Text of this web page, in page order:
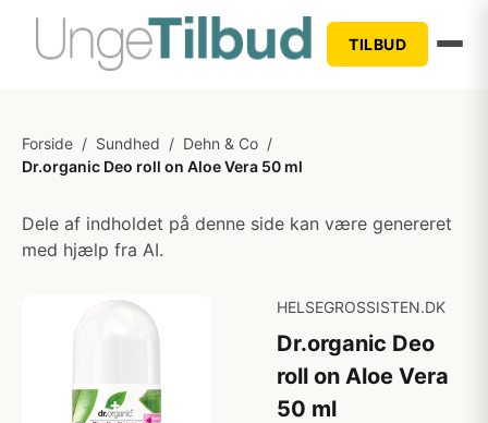
TILBUD
Forside / Sundhed / Dehn & Co /
Dr.organic Deo roll on Aloe Vera 50 ml
Dele af indholdet på denne side kan være genereret
med hjælp fra AI.
HELSEGROSSISTEN.DK
Dr.organic Deo
roll on Aloe Vera
50 ml